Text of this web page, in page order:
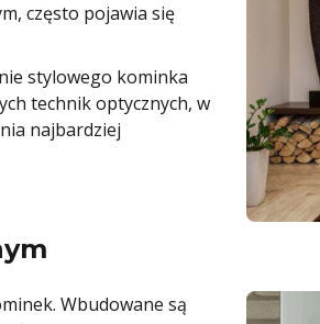
często pojawia się
stylowego kominka
technik optycznych, w
najbardziej
Wbudowane są